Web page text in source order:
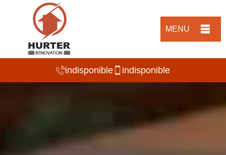
MENU
indisponible indisponible